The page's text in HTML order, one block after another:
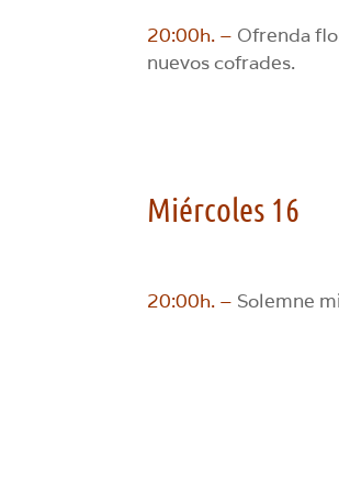
20:00h. – Ofrenda
nuevos cofrades.
Miércoles 16
20:00h. – Solemne